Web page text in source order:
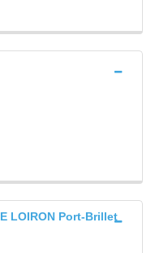
LOIRON Port-Brillet